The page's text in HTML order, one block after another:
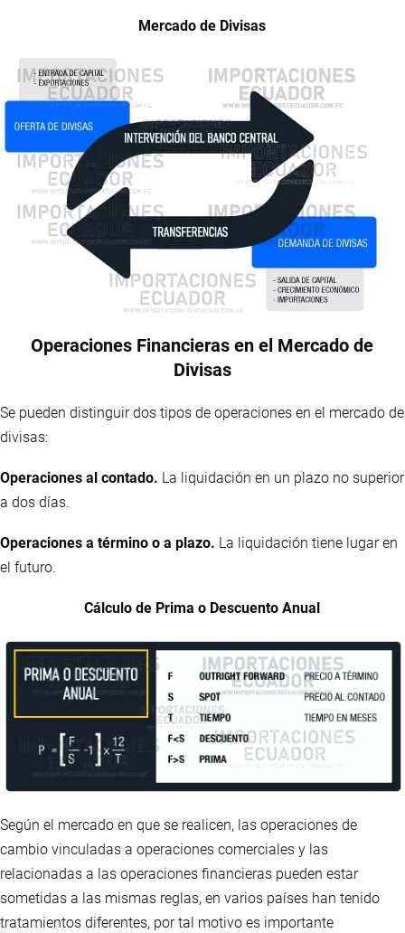
Mercado de Divisas
Operaciones Financieras en el Mercado de
Divisas
Se pueden distinguir dos tipos de operaciones en el mercado de
divisas:
Operaciones al contado. La liquidación en un plazo no superior
a dos días.
Operaciones a término o a plazo. La liquidación tiene lugar en
el futuro.
Cálculo de Prima o Descuento Anual
Según el mercado en que se realicen, las operaciones de
cambio vinculadas a operaciones comerciales y las
relacionadas a las operaciones financieras pueden estar
sometidas a las mismas reglas, en varios países han tenido
tratamientos diferentes, por tal motivo es importante